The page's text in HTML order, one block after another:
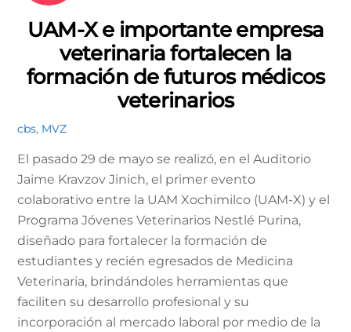
UAM-X e importante empresa
veterinaria fortalecen la
formación de futuros médicos
veterinarios
cbs, MVZ
El pasado 29 de mayo se realizó, en el Auditorio
Jaime Kravzov Jinich, el primer evento
colaborativo entre la UAM Xochimilco (UAM-X) y el
Programa Jóvenes Veterinarios Nestlé Purina,
diseñado para fortalecer la formación de
estudiantes y recién egresados de Medicina
Veterinaria, brindándoles herramientas que
faciliten su desarrollo profesional y su
incorporación al mercado laboral por medio de la